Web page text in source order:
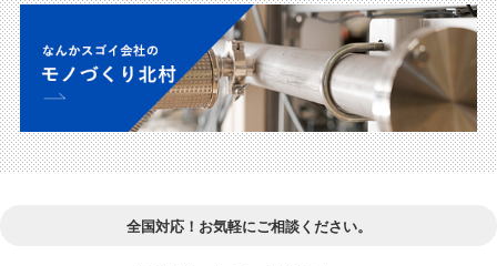
全国対応！お気軽にご相談ください。